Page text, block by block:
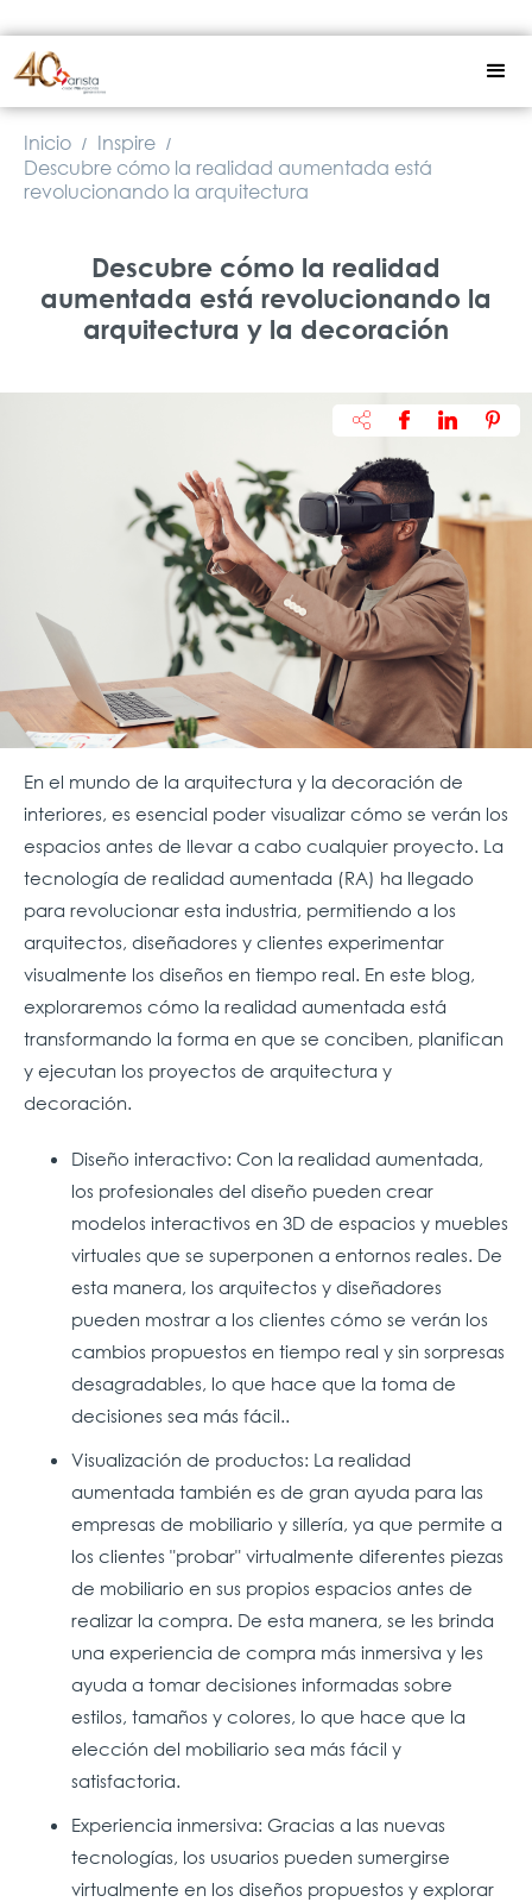
Inicio / Inspire /
Descubre cómo la realidad aumentada está
revolucionando la arquitectura
Descubre cómo la realidad
aumentada está revolucionando la
arquitectura y la decoración
En el mundo de la arquitectura y la decoración de
interiores, es esencial poder visualizar cómo se verán los
espacios antes de llevar a cabo cualquier proyecto. La
tecnología de realidad aumentada (RA) ha llegado
para revolucionar esta industria, permitiendo a los
arquitectos, diseñadores y clientes experimentar
visualmente los diseños en tiempo real. En este blog,
exploraremos cómo la realidad aumentada está
transformando la forma en que se conciben, planifican
y ejecutan los proyectos de arquitectura y
decoración.
Diseño interactivo: Con la realidad aumentada,
los profesionales del diseño pueden crear
modelos interactivos en 3D de espacios y muebles
virtuales que se superponen a entornos reales. De
esta manera, los arquitectos y diseñadores
pueden mostrar a los clientes cómo se verán los
cambios propuestos en tiempo real y sin sorpresas
desagradables, lo que hace que la toma de
decisiones sea más fácil..
Visualización de productos: La realidad
aumentada también es de gran ayuda para las
empresas de mobiliario y sillería, ya que permite a
los clientes "probar" virtualmente diferentes piezas
de mobiliario en sus propios espacios antes de
realizar la compra. De esta manera, se les brinda
una experiencia de compra más inmersiva y les
ayuda a tomar decisiones informadas sobre
estilos, tamaños y colores, lo que hace que la
elección del mobiliario sea más fácil y
satisfactoria.
Experiencia inmersiva: Gracias a las nuevas
tecnologías, los usuarios pueden sumergirse
virtualmente en los diseños propuestos y explorar